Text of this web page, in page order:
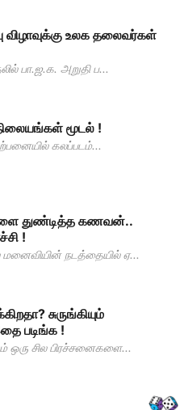
விழாவுக்கு உலக தலைவர்கள்
பா.ஜ.க. அறுதி ப...
மூடல் !
கலப்படம்...
துண்டித்த கணவன்..
!
நடத்தையில் ஏ...
சுருங்கியும்
படிங்க !
சில பிரச்சனைகளை...